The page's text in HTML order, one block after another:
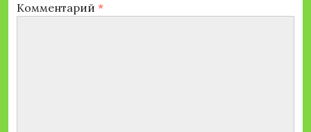
Комментарий *